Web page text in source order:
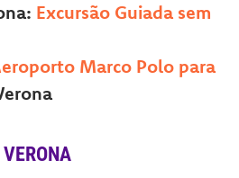
Excursão Guiada sem
Marco Polo para